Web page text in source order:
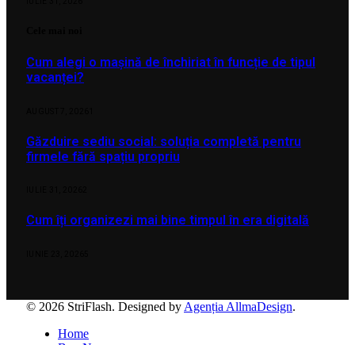
Cum alegi o mașină de închiriat în funcție de tipul
vacanței?
Găzduire sediu social: soluția completă pentru
firmele fără spațiu propriu
Cum îți organizezi mai bine timpul în era digitală
© 2026 StriFlash. Designed by Agenția AllmaDesign.
Home